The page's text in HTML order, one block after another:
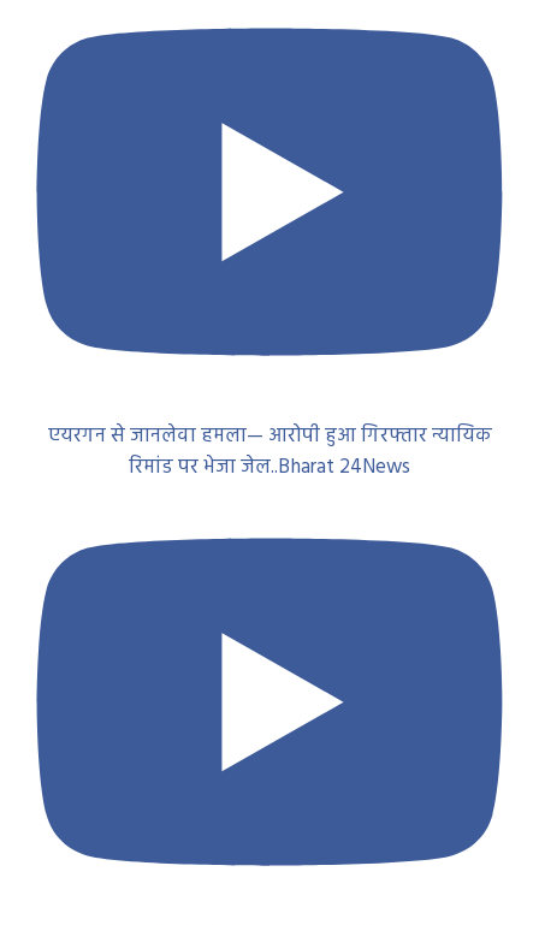
एयरगन से जानलेवा हमला— आरोपी हुआ गिरफ्तार न्यायिक
रिमांड पर भेजा जेल..Bharat 24News